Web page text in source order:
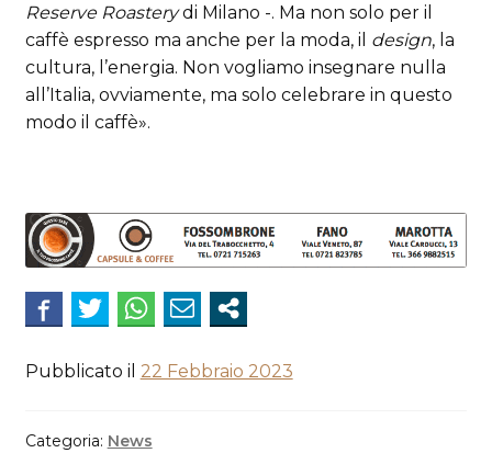
Reserve Roasterydi Milano -. Ma non solo per il
caffè espresso ma anche per la moda, il design, la
cultura, l’energia. Non vogliamo insegnare nulla
all’Italia, ovviamente, ma solo celebrare in questo
modo il caffè».
Pubblicato il 22 Febbraio 2023
Categoria: News